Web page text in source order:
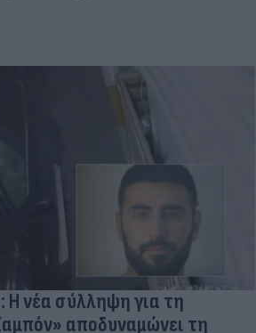
Η νέα σύλληψη για τη
αποδυναμώνει τη